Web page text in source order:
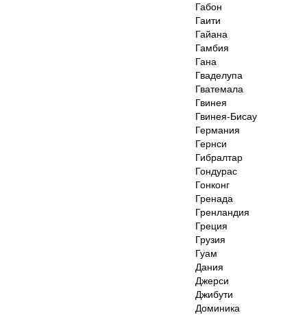
Габон
Гаити
Гайана
Гамбия
Гана
Гваделупа
Гватемала
Гвинея
Гвинея-Бисау
Германия
Гернси
Гибралтар
Гондурас
Гонконг
Гренада
Гренландия
Греция
Грузия
Гуам
Дания
Джерси
Джибути
Доминика